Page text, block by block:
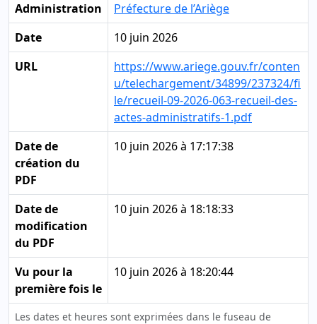
Administration
Préfecture de l’Ariège
Date
10 juin 2026
URL
https://www.ariege.gouv.fr/conten
u/telechargement/34899/237324/fi
le/recueil-09-2026-063-recueil-des-
actes-administratifs-1.pdf
Date de
création du
PDF
10 juin 2026 à 17:17:38
Date de
modification
du PDF
10 juin 2026 à 18:18:33
Vu pour la
première fois le
10 juin 2026 à 18:20:44
Les dates et heures sont exprimées dans le fuseau de